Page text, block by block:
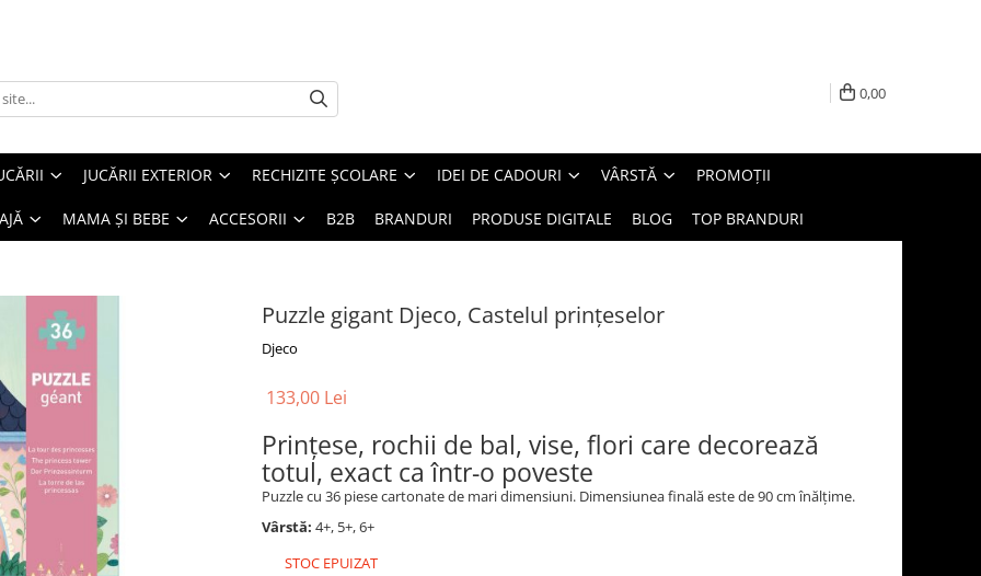
0,00
JUCĂRII EXTERIOR RECHIZITE ȘCOLARE IDEI DE CADOURI VÂRSTĂ PROMOȚII
MAMA ȘI BEBE ACCESORII B2B BRANDURI PRODUSE DIGITALE BLOG TOP BRANDURI
Puzzle gigant Djeco, Castelul prințeselor
Djeco
133,00 Lei
Prințese, rochii de bal, vise, flori care decorează
totul, exact ca într-o poveste
Puzzle cu 36 piese cartonate de mari dimensiuni. Dimensiunea finală este de 90 cm înălțime.
Vârstă: 4+, 5+, 6+
STOC EPUIZAT